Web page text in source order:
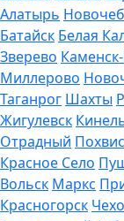
Алатырь
Батайск Белая
Зверево
Миллерово
Таганрог Шахты
Жигулевск
Отрадный
Красное Село
Вольск Маркс
Красногорск